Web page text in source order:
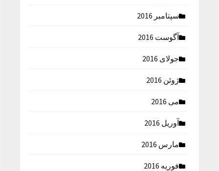
سپتامبر 2016
آگوست 2016
جولای 2016
ژوئن 2016
می 2016
آوریل 2016
مارس 2016
فوریه 2016